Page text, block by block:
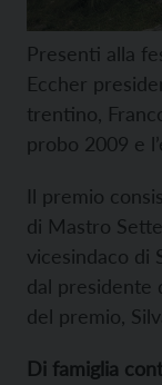
Presenti alla
Eccher
trentino,
probo 2009 e
Il premio
di Mastro
vicesindaco di
dal presidente
del premio,
Di famiglia